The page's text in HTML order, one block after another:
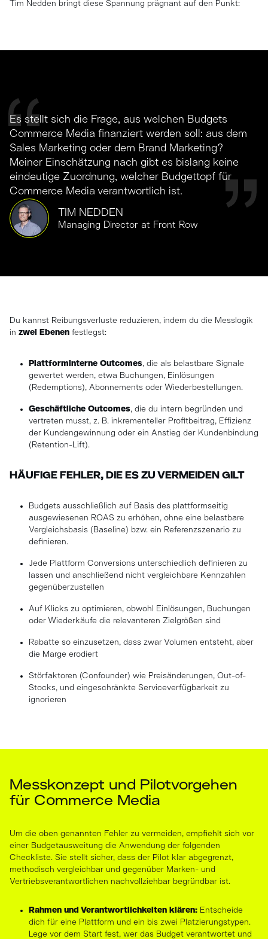
Tim Nedden bringt diese Spannung prägnant auf den Punkt:
Es stellt sich die Frage, aus welchen Budgets
Commerce Media finanziert werden soll: aus dem
Sales Marketing oder dem Brand Marketing?
Meiner Einschätzung nach gibt es bislang keine
eindeutige Zuordnung, welcher Budgettopf für
Commerce Media verantwortlich ist.
TIM NEDDEN
Managing Director at Front Row
Du kannst Reibungsverluste reduzieren, indem du die Messlogik
in zwei Ebenen festlegst:
Plattforminterne Outcomes, die als belastbare Signale
gewertet werden, etwa Buchungen, Einlösungen
(Redemptions), Abonnements oder Wiederbestellungen.
Geschäftliche Outcomes, die du intern begründen und
vertreten musst, z. B. inkrementeller Profitbeitrag, Effizienz
der Kundengewinnung oder ein Anstieg der Kundenbindung
(Retention-Lift).
HÄUFIGE FEHLER, DIE ES ZU VERMEIDEN GILT
Budgets ausschließlich auf Basis des plattformseitig
ausgewiesenen ROAS zu erhöhen, ohne eine belastbare
Vergleichsbasis (Baseline) bzw. ein Referenzszenario zu
definieren.
Jede Plattform Conversions unterschiedlich definieren zu
lassen und anschließend nicht vergleichbare Kennzahlen
gegenüberzustellen
Auf Klicks zu optimieren, obwohl Einlösungen, Buchungen
oder Wiederkäufe die relevanteren Zielgrößen sind
Rabatte so einzusetzen, dass zwar Volumen entsteht, aber
die Marge erodiert
Störfaktoren (Confounder) wie Preisänderungen, Out-of-
Stocks, und eingeschränkte Serviceverfügbarkeit zu
ignorieren
Messkonzept und Pilotvorgehen
für Commerce Media
Um die oben genannten Fehler zu vermeiden, empfiehlt sich vor
einer Budgetausweitung die Anwendung der folgenden
Checkliste. Sie stellt sicher, dass der Pilot klar abgegrenzt,
methodisch vergleichbar und gegenüber Marken- und
Vertriebsverantwortlichen nachvollziehbar begründbar ist.
Rahmen und Verantwortlichkeiten klären: Entscheide
dich für eine Plattform und ein bis zwei Platzierungstypen.
Lege vor dem Start fest, wer das Budget verantwortet und